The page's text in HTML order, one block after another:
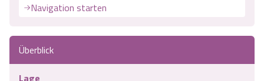
Navigation starten
Überblick